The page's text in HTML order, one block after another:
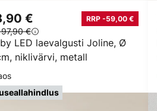
LED laevalgusti Joline, Ø
niklivärvi, metall
€ RRP -59,00 €
€